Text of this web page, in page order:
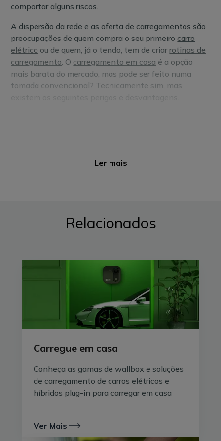
comportar alguns riscos.
A dispersão da rede e as oferta de carregamentos são
preocupações de quem compra o seu primeirocarro
elétrico ou de quem, já o tendo, tem de criarrotinas de
carregamento. O carregamento em casa é a opção
mais barata do mercado, mas pode ser feito numa
tomada convencional? Tecnicamente sim, mas
como foi construída e que características tem a
prolongadas pode causar danos estruturais no
O carregamento de carros elétricos em tomadas
forma de
carregamento ocasional, numa situação de
emergência. As tomadas domésticas não estão
preparadas para carregamentos longos com correntes
um veículo elétrico. Há a possibilidade de
vários componentes.
Ler mais
Relacionados
Carregue em casa
Conheça as gamas de wallbox e soluções
de carregamento de carros elétricos e
híbridos plug-in para carregar em casa
Ver Mais